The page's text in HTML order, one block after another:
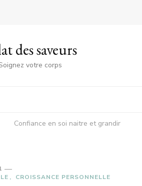
des saveurs
votre corps
Confiance en soi naitre et grandir
CROISSANCE PERSONNELLE